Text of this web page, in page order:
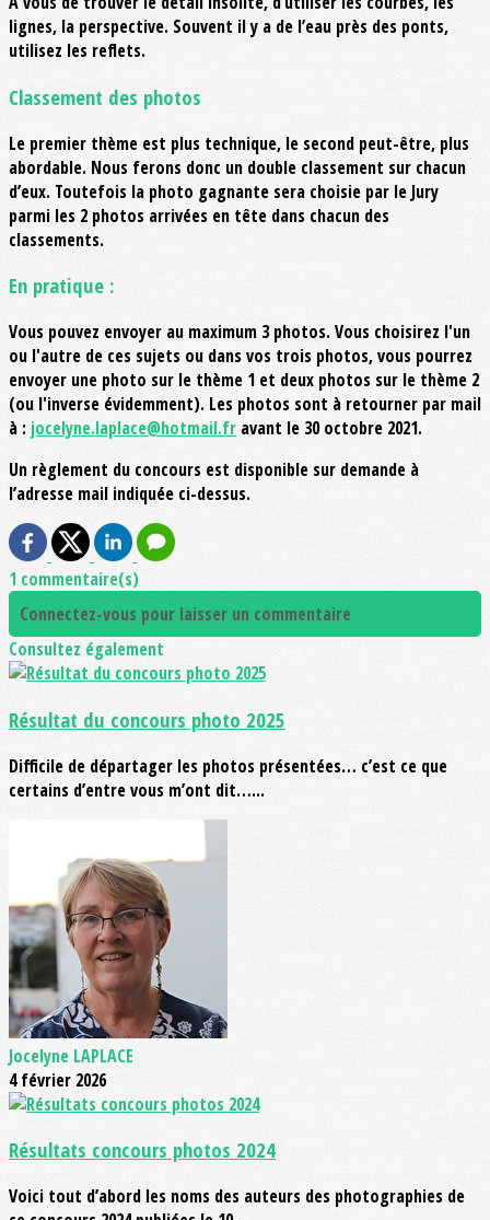
lignes, la perspective. Souvent il y a de l’eau près des ponts,
utilisez les reflets.
Classement des photos
Le premier thème est plus technique, le second peut-être, plus
abordable. Nous ferons donc un double classement sur chacun
d’eux. Toutefois la photo gagnante sera choisie par le Jury
parmi les 2 photos arrivées en tête dans chacun des
classements.
En pratique :
Vous pouvez envoyer au maximum 3 photos. Vous choisirez l'un
ou l'autre de ces sujets ou dans vos trois photos, vous pourrez
envoyer une photo sur le thème 1 et deux photos sur le thème 2
(ou l'inverse évidemment). Les photos sont à retourner par mail
à : jocelyne.laplace@hotmail.fr avant le 30 octobre 2021.
Un règlement du concours est disponible sur demande à
l’adresse mail indiquée ci-dessus.
1 commentaire(s)
Connectez-vous pour laisser un commentaire
Consultez également
Résultat du concours photo 2025
Difficile de départager les photos présentées… c’est ce que
certains d’entre vous m’ont dit…...
Jocelyne LAPLACE
4 février 2026
Résultats concours photos 2024
Voici tout d’abord les noms des auteurs des photographies de